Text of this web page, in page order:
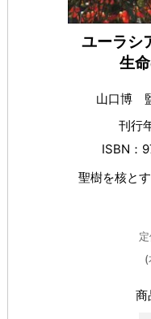
ユーラシ
生
山口博
刊行
ISBN：
聖樹を核と
定
(
商